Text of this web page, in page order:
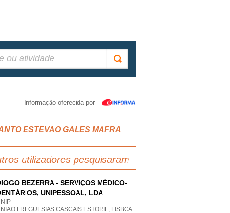
Informação oferecida por
ESTEVAO GALES MAFRA
utilizadores pesquisaram
BEZERRA - SERVIÇOS MÉDICO-
UNIPESSOAL, LDA
FREGUESIAS CASCAIS ESTORIL, LISBOA